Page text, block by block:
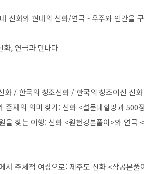
신화와 현대의 신화/연극 -우주와 인간을
화, 연극과 만나다
화 / 한국의 창조신화 / 한국의 창조여신 신화
존재의 의미 찾기: 신화 <설문대할망과500
을 찾는 여행: 신화 <원천강본풀이>와 연극 <
서 주체적 여성으로: 제주도 신화 <삼공본풀